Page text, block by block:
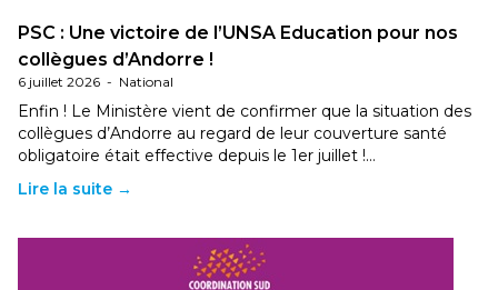
PSC : Une victoire de l’UNSA Education pour nos
collègues d’Andorre !
6 juillet 2026 - National
Enfin ! Le Ministère vient de confirmer que la situation des
collègues d’Andorre au regard de leur couverture santé
obligatoire était effective depuis le 1er juillet !…
Lire la suite →